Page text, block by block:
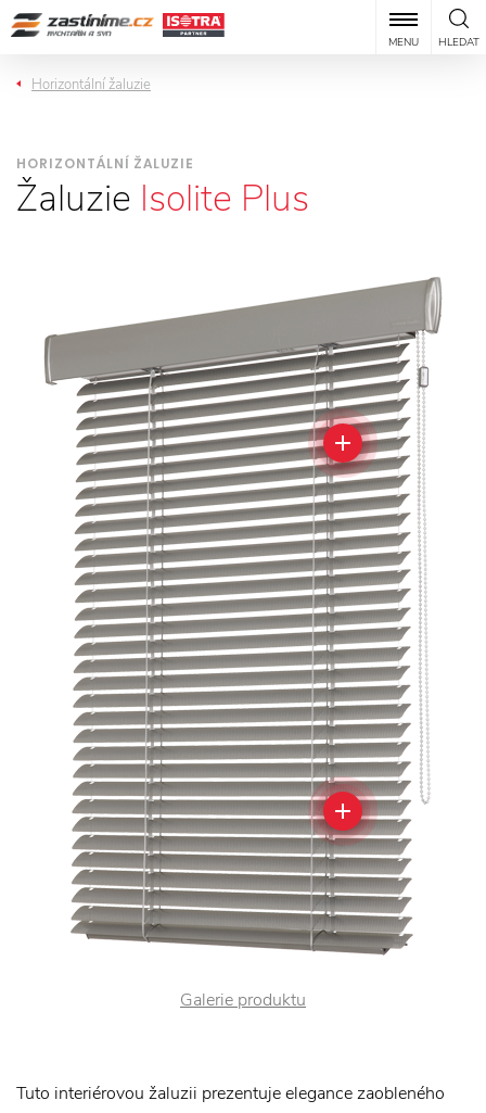
HLEDAT
MENU
Horizontální žaluzie
HORIZONTÁLNÍ ŽALUZIE
Žaluzie Isolite Plus
Galerie produktu
Tuto interiérovou žaluzii prezentuje elegance zaobleného